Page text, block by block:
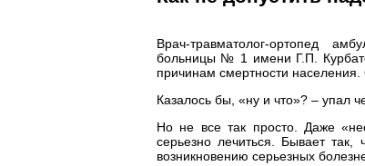
Врач-травматолог-ортопед
больницы № 1 имени Г.П.
причинам смертности населения.
Казалось бы, «ну и что»? – упал
Но не все так просто. Даже
серьезно лечиться. Бывает
возникновению серьезных